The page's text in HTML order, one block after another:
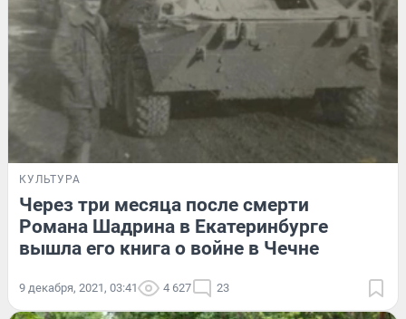
КУЛЬТУРА
Через три месяца после смерти
Романа Шадрина в Екатеринбурге
вышла его книга о войне в Чечне
9 декабря, 2021, 03:41 4 627 23